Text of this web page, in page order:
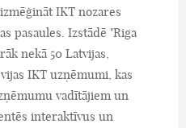
IKT nozares
pasaules. Izstādē "Riga
nekā 50 Latvijas,
IKT uzņēmumi, kas
vadītājiem un
interaktīvus un